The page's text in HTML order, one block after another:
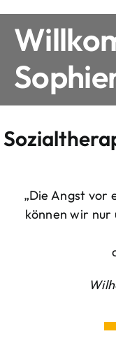
„Die Angst vor
können wir nur